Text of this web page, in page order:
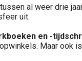
al weer drie
uit.
en -
Maar ook